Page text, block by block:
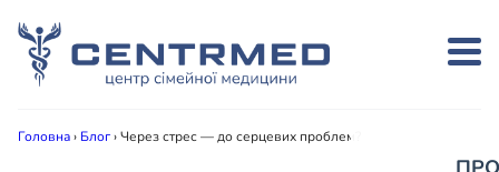
Головна› Блог›Через стрес — до серцевих проблем?